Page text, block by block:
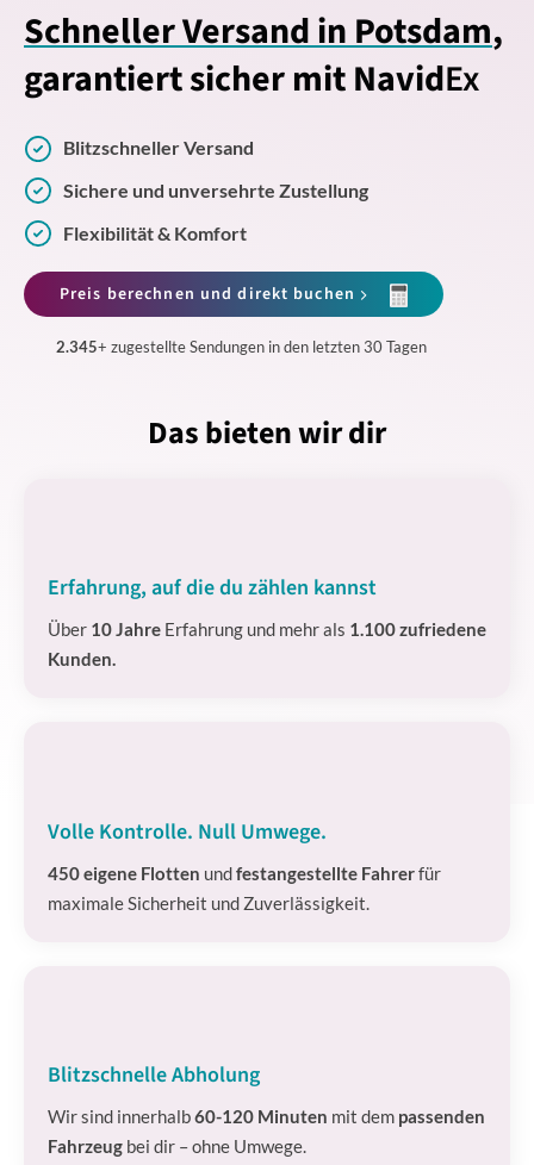
Schneller Versand in Potsdam,
garantiert sicher mit NavidEx
Blitzschneller Versand
Sichere und unversehrte Zustellung
Flexibilität & Komfort
Preis berechnen und direkt buchen
2.345+ zugestellte Sendungen in den letzten 30 Tagen
Das bieten wir dir
Erfahrung, auf die du zählen kannst
Über 10 Jahre Erfahrung und mehr als 1.100 zufriedene
Kunden.
Volle Kontrolle. Null Umwege.
450 eigene Flotten undfestangestellte Fahrerfür
maximale Sicherheit und Zuverlässigkeit.
Blitzschnelle Abholung
Wir sind innerhalb60-120 Minuten mit dem passenden
Fahrzeug bei dir – ohne Umwege.